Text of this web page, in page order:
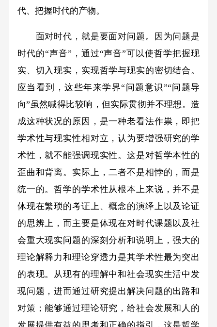
代、把握时代的产物。
面对时代，就是要面对问题。因为问题是
时代的“声音”，通过“声音”可以使哲学把握现
实、切入现实，实现哲学与现实的密切结合。
应当看到，这些年来学界“问题意识”“问题导
向”虽然喊得比较响，但实际贯彻并不理想。造
成这种状况的原因，是一种老看法作祟，即把
学术性与现实性相对立，认为要增强研究的学
术性，就不能强调现实性。这是对哲学本性的
歪曲和背离。实际上，二者不是相悖的，而是
统一的。哲学的学术性从根本上来说，并不是
体现在繁琐的考证上、概念的演绎上以及论证
的思辨上，而主要是体现在对时代课题以及社
会重大现实问题的深刻分析和说明上，强大的
理论解释力和理论穿透力是其学术性最为突出
的表现。从现有的理解中和社会现实生活中发
现问题，进而通过研究提出解决问题的出路和
对策；能够通过理论研究，给社会发展和人的
发展提供有益的思考和正确的指引，这是哲学